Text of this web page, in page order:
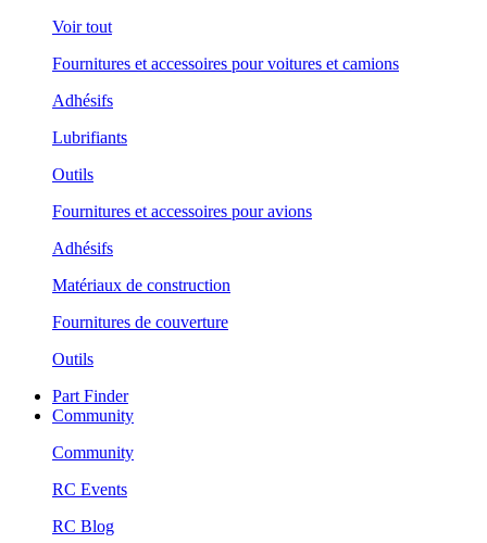
Voir tout
Fournitures et accessoires pour voitures et camions
Adhésifs
Lubrifiants
Outils
Fournitures et accessoires pour avions
Adhésifs
Matériaux de construction
Fournitures de couverture
Outils
Part Finder
Community
Community
RC Events
RC Blog